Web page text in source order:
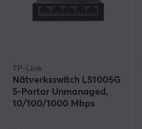
TP-Link
Nätverksswitch LS1005G
5-Portar Unmanaged,
10/100/1000 Mbps